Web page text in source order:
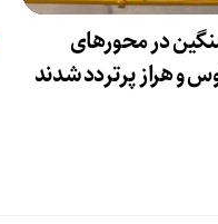
در محورهای
و هراز پرتردد شدند